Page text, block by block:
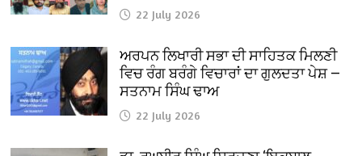
22 July 2026
ਅਰਪਨ ਲਿਖਾਰੀ ਸਭਾ ਦੀ ਸਾਹਿਤਕ ਮਿਲਣੀ
ਵਿਚ ਰੰਗ ਬਰੰਗੇ ਵਿਚਾਰਾਂ ਦਾ ਗੁਲਦਤਾ ਪੇਸ਼ —
ਸਤਨਾਮ ਸਿੰਘ ਢਾਅ
22 July 2026